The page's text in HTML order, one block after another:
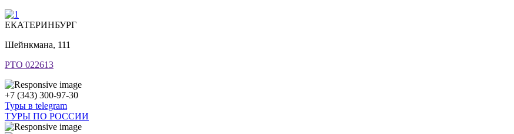
ЕКАТЕРИНБУРГ
Шейнкмана, 111
РТО 022613
+7 (343) 300-97-30
Туры в telegram
ТУРЫ ПО РОССИИ